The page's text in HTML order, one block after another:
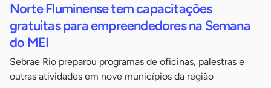
Notícias
Norte Fluminense tem capacitações
gratuitas para empreendedores na Semana
do MEI
Sebrae Rio preparou programas de oficinas, palestras e
outras atividades em nove municípios da região